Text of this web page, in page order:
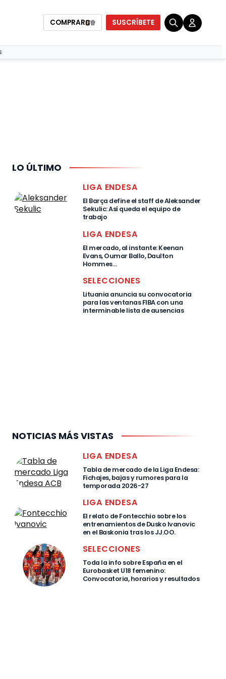
COMPRAR SUSCRÍBETE
LO ÚLTIMO
LIGA ENDESA
El Barça define el staff de Aleksander
Sekulic: Así queda el equipo de
trabajo
LIGA ENDESA
El mercado, al instante: Keenan
Evans, Oumar Ballo, Daulton
Hommes…
SELECCIONES
Lituania anuncia su convocatoria
para las ventanas FIBA con una
interminable lista de ausencias
NOTICIAS MÁS VISTAS
LIGA ENDESA
Tabla de mercado de la Liga Endesa:
Fichajes, bajas y rumores para la
temporada 2026-27
LIGA ENDESA
El relato de Fontecchio sobre los
entrenamientos de Dusko Ivanovic
en el Baskonia tras los JJ.OO.
SELECCIONES
Toda la info sobre España en el
Eurobasket U18 femenino:
Convocatoria, horarios y resultados